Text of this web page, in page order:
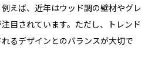
えば、近年はウッド調の壁材やグレ
目されています。ただし、トレンド
るデザインとのバランスが大切で